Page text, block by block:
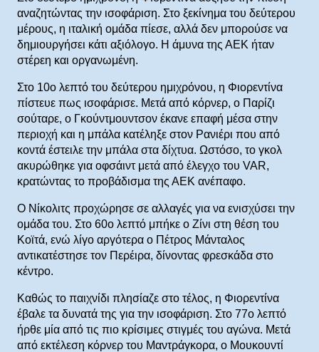
αναζητώντας την ισοφάριση. Στο ξεκίνημα του δεύτερου
μέρους, η ιταλική ομάδα πίεσε, αλλά δεν μπορούσε να
δημιουργήσει κάτι αξιόλογο. Η άμυνα της ΑΕΚ ήταν
στέρεη και οργανωμένη.
Στο 10ο λεπτό του δεύτερου ημιχρόνου, η Φιορεντίνα
πίστευε πως ισοφάρισε. Μετά από κόρνερ, ο Παρίζι
σούταρε, ο Γκούντμουντσον έκανε επαφή μέσα στην
περιοχή και η μπάλα κατέληξε στον Ρανιέρι που από
κοντά έστειλε την μπάλα στα δίχτυα. Ωστόσο, το γκολ
ακυρώθηκε για οφσάιντ μετά από έλεγχο του VAR,
κρατώντας το προβάδισμα της ΑΕΚ ανέπαφο.
Ο Νίκολιτς προχώρησε σε αλλαγές για να ενισχύσει την
ομάδα του. Στο 60ο λεπτό μπήκε ο Ζίνι στη θέση του
Κοϊτά, ενώ λίγο αργότερα ο Πέτρος Μάνταλος
αντικατέστησε τον Περέιρα, δίνοντας φρεσκάδα στο
κέντρο.
Καθώς το παιχνίδι πλησίαζε στο τέλος, η Φιορεντίνα
έβαλε τα δυνατά της για την ισοφάριση. Στο 77ο λεπτό
ήρθε μία από τις πιο κρίσιμες στιγμές του αγώνα. Μετά
από εκτέλεση κόρνερ του Μαντράγκορα, ο Μουκουντί